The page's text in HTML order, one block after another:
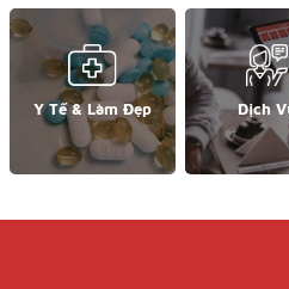
Y Tế & Làm Đẹp Dịch